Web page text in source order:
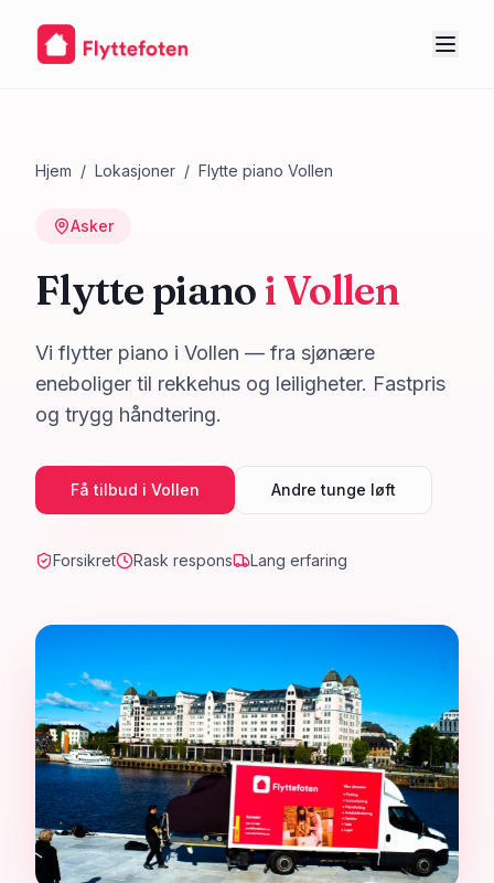
Hjem / Lokasjoner / Flytte piano Vollen
Asker
Flytte piano iVollen
Vi flytter piano i Vollen — fra sjønære
eneboliger til rekkehus og leiligheter. Fastpris
og trygg håndtering.
Få tilbud i Vollen Andre tunge løft
Forsikret Rask respons Lang erfaring